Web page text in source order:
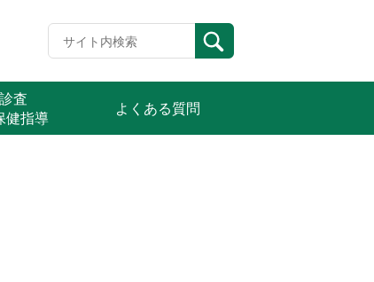
診査
健指導
よくある質問